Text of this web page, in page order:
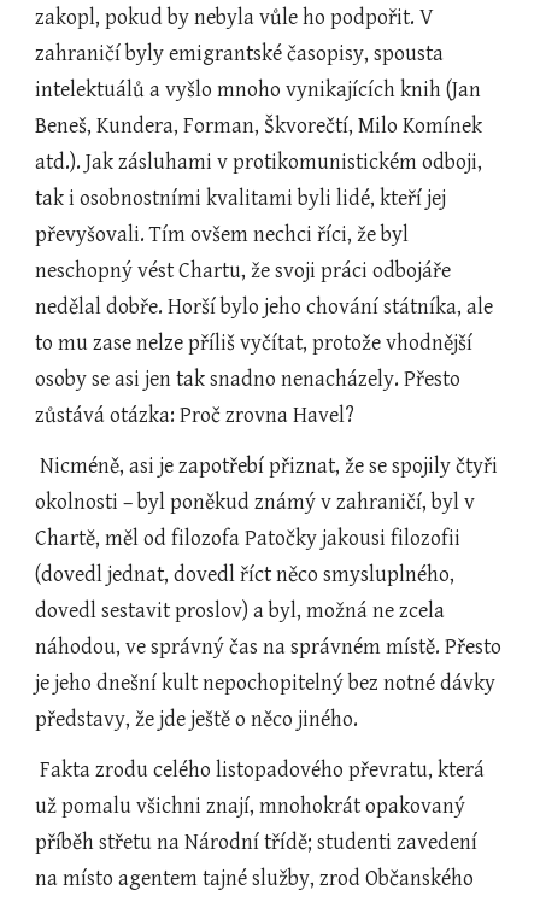
zakopl, pokud by nebyla vůle ho podpořit. V
zahraničí byly emigrantské časopisy, spousta
intelektuálů a vyšlo mnoho vynikajících knih (Jan
Beneš, Kundera, Forman, Škvorečtí, Milo Komínek
atd.). Jak zásluhami v protikomunistickém odboji,
tak i osobnostními kvalitami byli lidé, kteří jej
převyšovali. Tím ovšem nechci říci, že byl
neschopný vést Chartu, že svoji práci odbojáře
nedělal dobře. Horší bylo jeho chování státníka, ale
to mu zase nelze příliš vyčítat, protože vhodnější
osoby se asi jen tak snadno nenacházely. Přesto
zůstává otázka: Proč zrovna Havel?
Nicméně, asi je zapotřebí přiznat, že se spojily čtyři
okolnosti – byl poněkud známý v zahraničí, byl v
Chartě, měl od filozofa Patočky jakousi filozofii
(dovedl jednat, dovedl říct něco smysluplného,
dovedl sestavit proslov) a byl, možná ne zcela
náhodou, ve správný čas na správném místě. Přesto
je jeho dnešní kult nepochopitelný bez notné dávky
představy, že jde ještě o něco jiného.
Fakta zrodu celého listopadového převratu, která
už pomalu všichni znají, mnohokrát opakovaný
příběh střetu na Národní třídě; studenti zavedení
na místo agentem tajné služby, zrod Občanského